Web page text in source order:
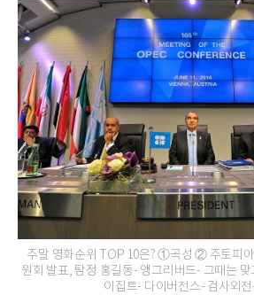
주말 영화순위 TOP 10은? ①곡성 ② 주토피
원회 발표, 탐정 홍길동- 앵그리버드- 그때는
이집트- 다이버전스- 검사외